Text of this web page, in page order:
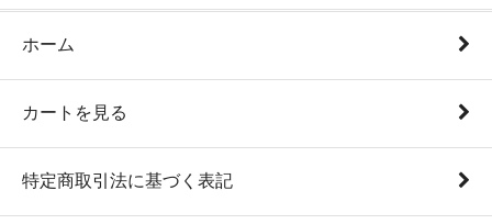
ホーム
カートを見る
特定商取引法に基づく表記